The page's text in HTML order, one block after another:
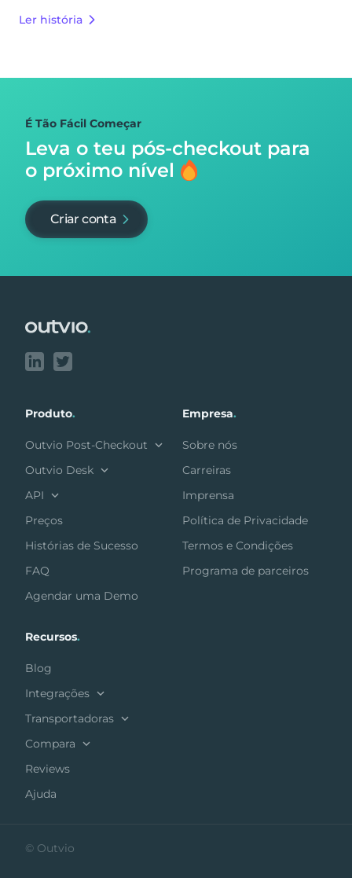
Ler história
É Tão Fácil Começar
Leva o teu pós-checkout para
o próximo nível
Criar conta
Produto.
Outvio Post-Checkout
Outvio Desk
API
Preços
Histórias de Sucesso
FAQ
Agendar uma Demo
Empresa.
Sobre nós
Carreiras
Imprensa
Política de Privacidade
Termos e Condições
Programa de parceiros
Recursos.
Blog
Integrações
Transportadoras
Compara
Reviews
Ajuda
© Outvio